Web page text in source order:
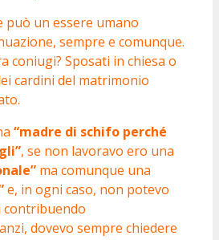
può un essere umano
sempre e comunque.
coniugi? Sposati in chiesa o
cardini del matrimonio
“madre di schifo perché
, se non lavoravo ero una
ma comunque una
e, in ogni caso, non potevo
contribuendo
dovevo sempre chiedere